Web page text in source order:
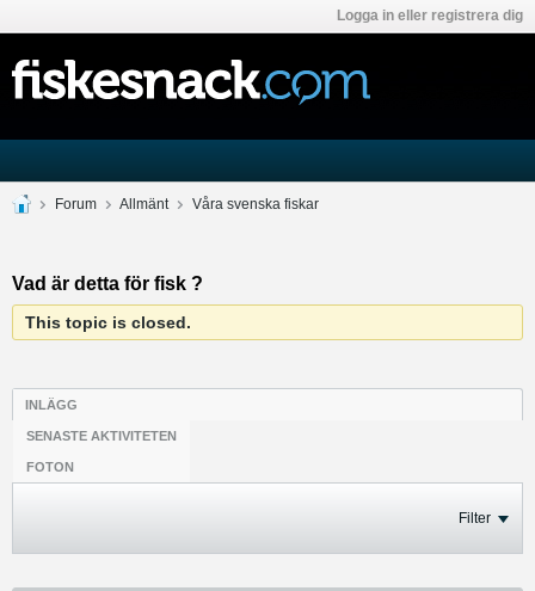
Logga in eller registrera dig
Forum Allmänt Våra svenska fiskar
Vad är detta för fisk ?
This topic is closed.
INLÄGG
SENASTE AKTIVITETEN
FOTON
Filter